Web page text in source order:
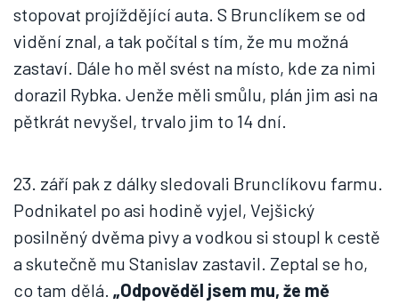
stopovat projíždějící auta. S Brunclíkem se od
vidění znal, a tak počítal s tím, že mu možná
zastaví. Dále ho měl svést na místo, kde za nimi
dorazil Rybka. Jenže měli smůlu, plán jim asi na
pětkrát nevyšel, trvalo jim to 14 dní.
23. září pak z dálky sledovali Brunclíkovu farmu.
Podnikatel po asi hodině vyjel, Vejšický
posilněný dvěma pivy a vodkou si stoupl k cestě
a skutečně mu Stanislav zastavil. Zeptal se ho,
co tam dělá. „Odpověděl jsem mu, že mě